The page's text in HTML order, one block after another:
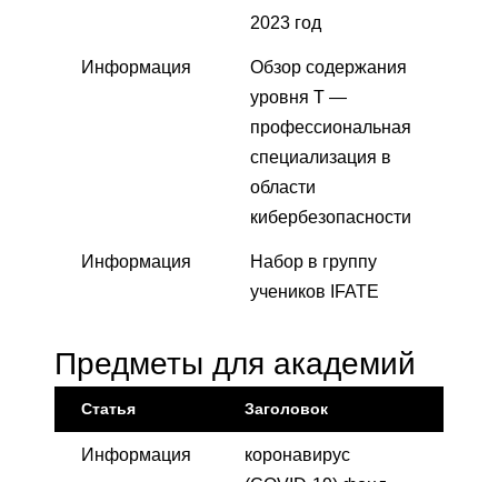
2023 год
Информация
Обзор содержания
уровня T —
профессиональная
специализация в
области
кибербезопасности
Информация
Набор в группу
учеников IFATE
Предметы для академий
Статья Заголовок
Информация
коронавирус